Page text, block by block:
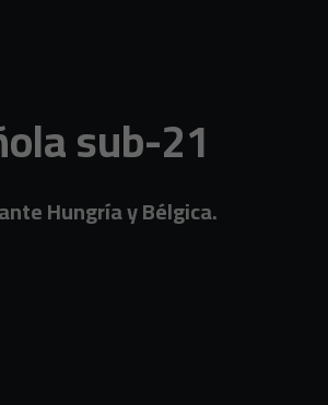
sub-21
Hungría y Bélgica.